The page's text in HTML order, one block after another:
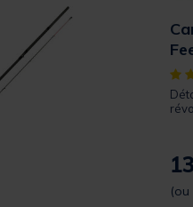
(ou